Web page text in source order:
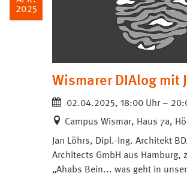
2025
Wismarer DIAlog mit
02.04.2025, 18:00 Uhr –
Campus Wismar, Haus 7a,
Jan Löhrs, Dipl.-Ing. Architekt
Architects GmbH aus Hamburg,
„Ahabs Bein... was geht in